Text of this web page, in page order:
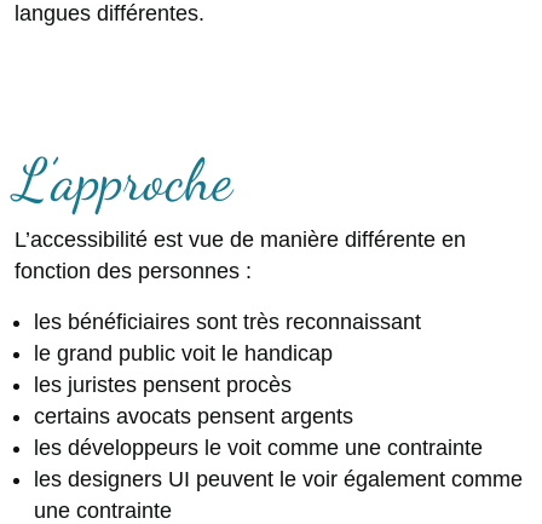
langues différentes.
L’approche
L’accessibilité est vue de manière différente en
fonction des personnes :
les bénéficiaires sont très reconnaissant
le grand public voit le handicap
les juristes pensent procès
certains avocats pensent argents
les développeurs le voit comme une contrainte
les designers UI peuvent le voir également comme
une contrainte